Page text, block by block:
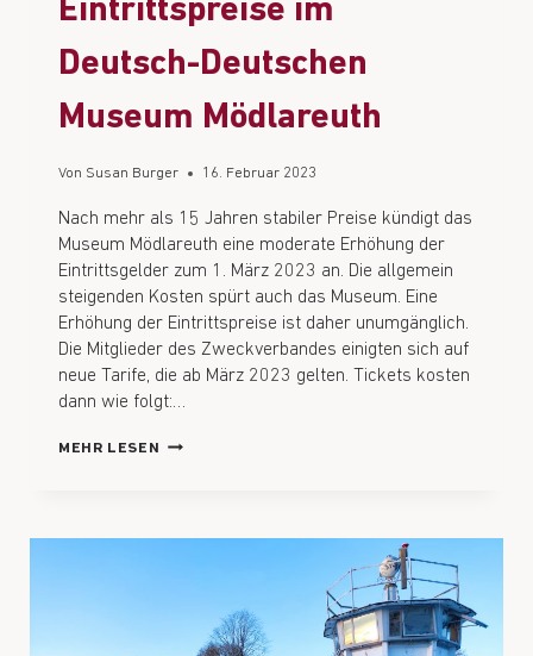
Eintrittspreise im
Deutsch-Deutschen
Museum Mödlareuth
Von Susan Burger 16. Februar 2023
Nach mehr als 15 Jahren stabiler Preise kündigt das
Museum Mödlareuth eine moderate Erhöhung der
Eintrittsgelder zum 1. März 2023 an. Die allgemein
steigenden Kosten spürt auch das Museum. Eine
Erhöhung der Eintrittspreise ist daher unumgänglich.
Die Mitglieder des Zweckverbandes einigten sich auf
neue Tarife, die ab März 2023 gelten. Tickets kosten
dann wie folgt:…
MEHR LESEN